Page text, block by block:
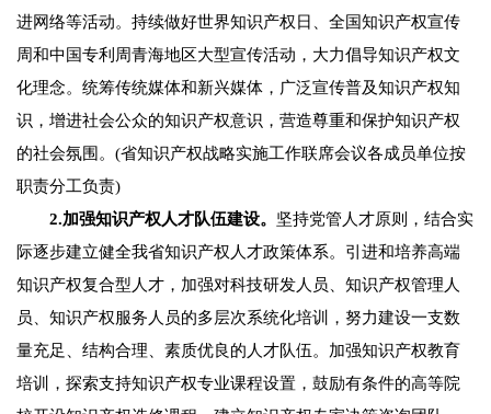
进网络等活动。持续做好世界知识产权日、全国知识产权宣传
周和中国专利周青海地区大型宣传活动，大力倡导知识产权文
化理念。统筹传统媒体和新兴媒体，广泛宣传普及知识产权知
识，增进社会公众的知识产权意识，营造尊重和保护知识产权
的社会氛围。(省知识产权战略实施工作联席会议各成员单位按
职责分工负责)
2.加强知识产权人才队伍建设。 坚持党管人才原则，结合实
际逐步建立健全我省知识产权人才政策体系。引进和培养高端
知识产权复合型人才，加强对科技研发人员、知识产权管理人
员、知识产权服务人员的多层次系统化培训，努力建设一支数
量充足、结构合理、素质优良的人才队伍。加强知识产权教育
培训，探索支持知识产权专业课程设置，鼓励有条件的高等院